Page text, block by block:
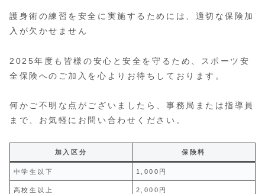
護身術の練習を安全に実施するためには、適切な保険加
入が欠かせません
2025年度も皆様の安心と安全を守るため、スポーツ安
全保険へのご加入を心よりお待ちしております。
何かご不明な点がございましたら、事務局または指導員
まで、お気軽にお問い合わせください。
加入区分 保険料
中学生以下 1,000円
高校生以上 2,000円